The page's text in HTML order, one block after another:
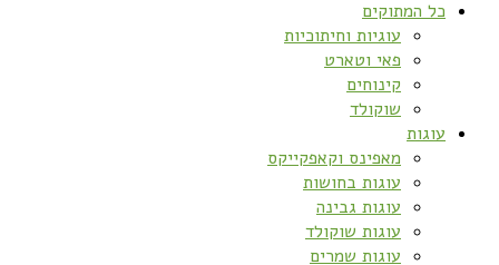
כל המתוקים
עוגיות וחיתוכיות
פאי וטארט
קינוחים
שוקולד
עוגות
מאפינס וקאפקייקס
עוגות בחושות
עוגות גבינה
עוגות שוקולד
עוגות שמרים